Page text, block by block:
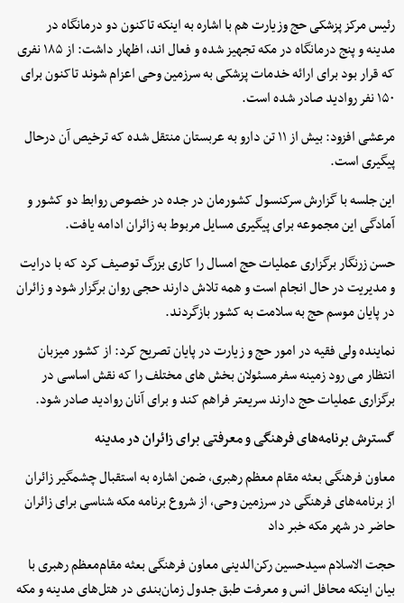
رئیس مرکز پزشکی حج وزیارت هم با اشاره به اینکه تاکنون دو درمانگاه در
مدینه و پنج درمانگاه در مکه تجهیز شده و فعال اند، اظهار داشت: از ۱۸۵ نفری
که قرار بود برای ارائه خدمات پزشکی به سرزمین وحی اعزام شوند تاکنون برای
۱۵۰ نفر روادید صادر شده است.
مرعشی افزود: بیش از ۱۱ تن دارو به عربستان منتقل شده که ترخیص آن درحال
پیگیری است.
این جلسه با گزارش سرکنسول کشورمان در جده در خصوص روابط دو کشور و
آمادگی این مجموعه برای پیگیری مسایل مربوط به زائران ادامه یافت.
حسن زرنگار برگزاری عملیات حج امسال را کاری بزرگ توصیف کرد که با درایت
و مدیریت در حال انجام است و همه تلاش دارند حجی روان برگزار شود و زائران
در پایان موسم حج به سلامت به کشور بازگردند.
نماینده ولی فقیه در امور حج و زیارت در پایان تصریح کرد: از کشور میزبان
انتظار می رود زمینه سفرمسئولان بخش های مختلف را که نقش اساسی در
برگزاری عملیات حج دارند سریعتر فراهم کند و برای آنان روادید صادر شود.
گسترش برنامه‌های فرهنگی و معرفتی برای زائران در مدینه
معاون فرهنگی بعثه مقام معظم رهبری، ضمن اشاره به استقبال چشمگیر زائران
از برنامه‌های فرهنگی در سرزمین وحی، از شروع برنامه مکه شناسی برای زائران
حاضر در شهر مکه خبر داد
حجت الاسلام سیدحسین رکن‌الدینی معاون فرهنگی بعثه مقام‌معظم رهبری با
بیان اینکه محافل انس و معرفت طبق جدول زمان‌بندی در هتل‌های مدینه و مکه